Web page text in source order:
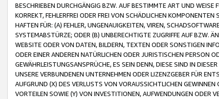
BESCHRIEBEN DURCHGÄNGIG BZW. AUF BESTIMMTE ART UND
KORREKT, FEHLERFREI ODER FREI VON SCHÄDLICHEN
HAFTEN FÜR: (A) FEHLER, UNGENAUIGKEITEN, VIREN,
SYSTEMABSTÜRZE; ODER (B) UNBERECHTIGTE ZUGRIFFE AUF BZW.
WEBSITE ODER VON DATEN, BILDERN, TEXTEN ODER SONSTIGEN
ODER EINER ANDEREN NATÜRLICHEN ODER JURISTISCHEN PERSON
GEWÄHRLEISTUNGSANSPRÜCHE, ES SEIN DENN, DIESE SIND IN
UNSERE VERBUNDENEN UNTERNEHMEN ODER LIZENZGEBER FÜR
AUFGRUND (X) DES VERLUSTS VON VORAUSSICHTLICHEN
VORTEILEN SOWIE (Y) VON INVESTITIONEN, AUFWENDUNGEN ODER